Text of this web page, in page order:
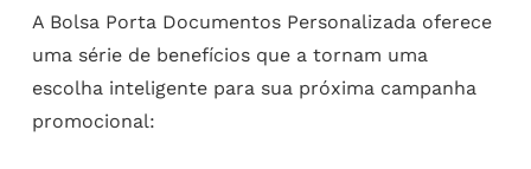
A Bolsa Porta Documentos Personalizada oferece
uma série de benefícios que a tornam uma
escolha inteligente para sua próxima campanha
promocional: